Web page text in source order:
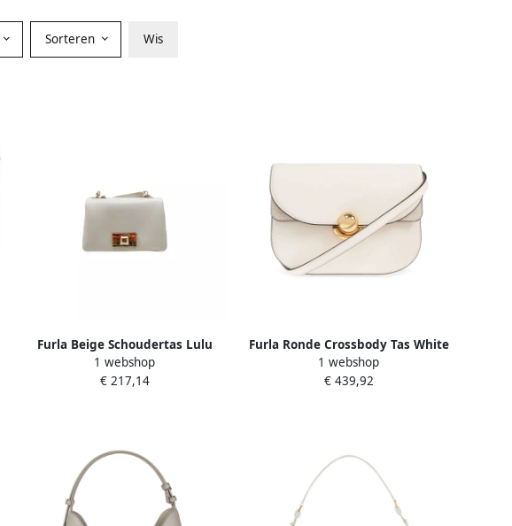
Sorteren Wis
Furla Beige Schoudertas Lulu
Mini Crossbody
1 webshop
€ 217,14
Furla Ronde Crossbody Tas White
Dames
1 webshop
€ 439,92